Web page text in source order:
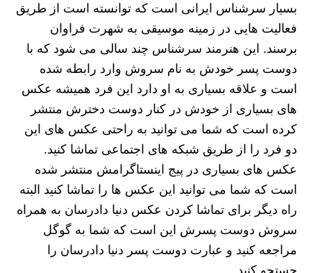
بسیار سرشناس ایرانی است که توانسته است از طریق
فعالیت هایی در زمینه موسیقی به شهرت فراوان
برسند. این هنرمند سرشناس چند سالی می شود که با
دوست پسر خودش به نام سروش وارد رابطه شده
است و علاقه بسیاری به او دارد این فرد همیشه عکس
های بسیاری از خودش در کنار دوست دخترش منتشر
کرده است که شما می توانید به راحتی عکس های این
دو فرد را از طریق شبکه های اجتماعی تماشا کنید.
عکس های بسیاری در پیج اینستاگرامش منتشر شده
است که شما می توانید این عکس‌ ها را تماشا کنید البته
راه دیگر برای تماشا کردن عکس دنیا دادرسان به همراه
سروش دوست پسرش این است که شما به گوگل
مراجعه کنید و عبارت دوست پسر دنیا دادرسان را
جستجو کنید.